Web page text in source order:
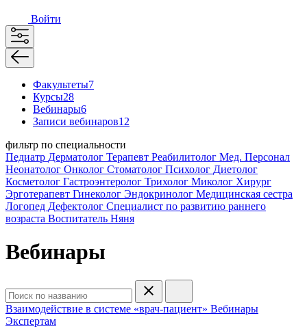
Войти
Факультеты7
Курсы28
Вебинары6
Записи вебинаров12
фильтр по специальности
Педиатр Дерматолог Терапевт Реабилитолог Мед. Персонал
Неонатолог Онколог Стоматолог Психолог Диетолог
Косметолог Гастроэнтеролог Трихолог Миколог Хирург
Эрготерапевт Гинеколог Эндокринолог Медицинская сестра
Логопед Дефектолог Специалист по развитию раннего
возраста Воспитатель Няня
Вебинары
Взаимодействие в системе «врач-пациент» Вебинары
Экспертам